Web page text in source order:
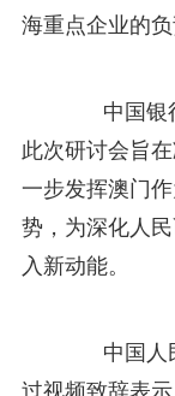
海重点企业的
中国银行
此次研讨会旨
一步发挥澳门
势，为深化人
入新动能。
中国人民
过视频致辞表